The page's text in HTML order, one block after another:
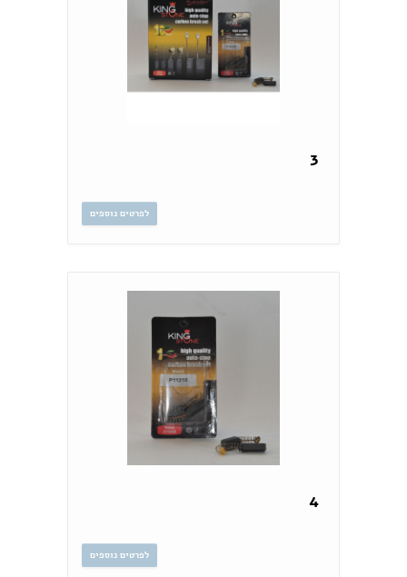
3
לפרטים נוספים
4
לפרטים נוספים